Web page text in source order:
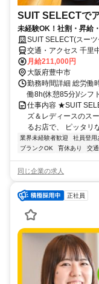
SUIT SELECTで
未経験OK！社割・昇給
SUIT SELECT(スー
交通・アクセス 千里
千里中央（大阪モノ
(北大阪急行電鉄/
月給211,000円
大阪府豊中市
勤務時間詳細 総労働
働8h(休憩85分)/シフ
仕事内容 ★SUIT
ズ＆レディースのス
るお店で、 ピッタリ
業界未経験者歓迎 社員登用
ブランクOK
育休あり 交
同じ企業の求人
正社員